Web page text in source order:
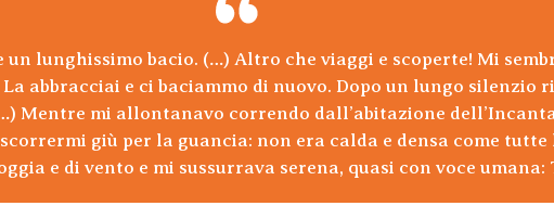
un lunghissimo bacio. (…) Altro che viaggi e scoperte! Mi
abbracciai e ci baciammo di nuovo. Dopo un lungo silenzio
Mentre mi allontanavo correndo dall’abitazione
giù per la guancia: non era calda e densa come
e di vento e mi sussurrava serena, quasi con voce umana: